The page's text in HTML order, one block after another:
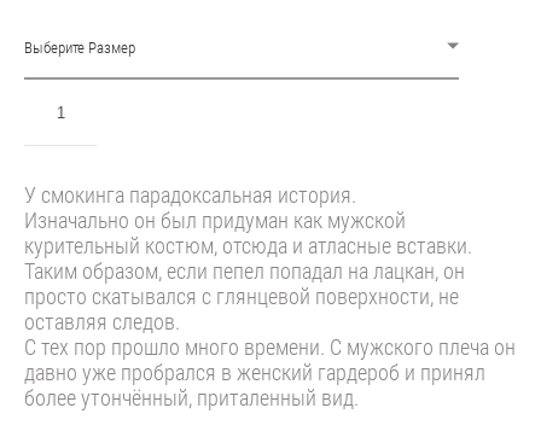
Выберите Размер
У смокинга парадоксальная история.
Изначально он был придуман как мужской
курительный костюм, отсюда и атласные вставки.
Таким образом, если пепел попадал на лацкан, он
просто скатывался с глянцевой поверхности, не
оставляя следов.
С тех пор прошло много времени. С мужского плеча он
давно уже пробрался в женский гардероб и принял
более утончённый, приталенный вид.